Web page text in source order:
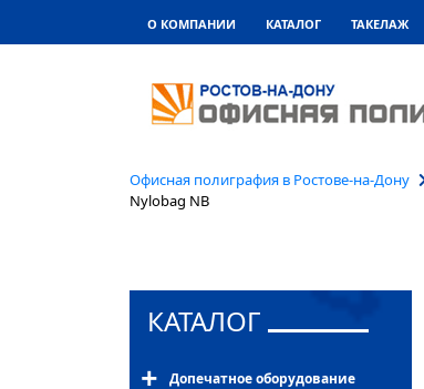
О КОМПАНИИ КАТАЛОГ ТАКЕЛАЖ
Офисная полиграфия в Ростове-на-Дону
Nylobag NB
КАТАЛОГ
Допечатное оборудование